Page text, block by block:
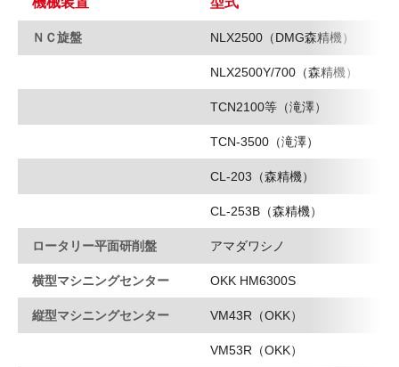
ＮＣ旋盤 NLX2500（DMG森精機）
NLX2500Y/700（森精機）
TCN2100等（滝澤）
TCN-3500（滝澤）
CL-203（森精機）
CL-253B（森精機）
ロータリー平面研削盤 アマダワシノ
横型マシニングセンター OKK HM6300S
縦型マシニングセンター VM43R（OKK）
VM53R（OKK）